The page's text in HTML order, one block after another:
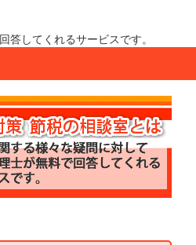
答してくれるサービスです。